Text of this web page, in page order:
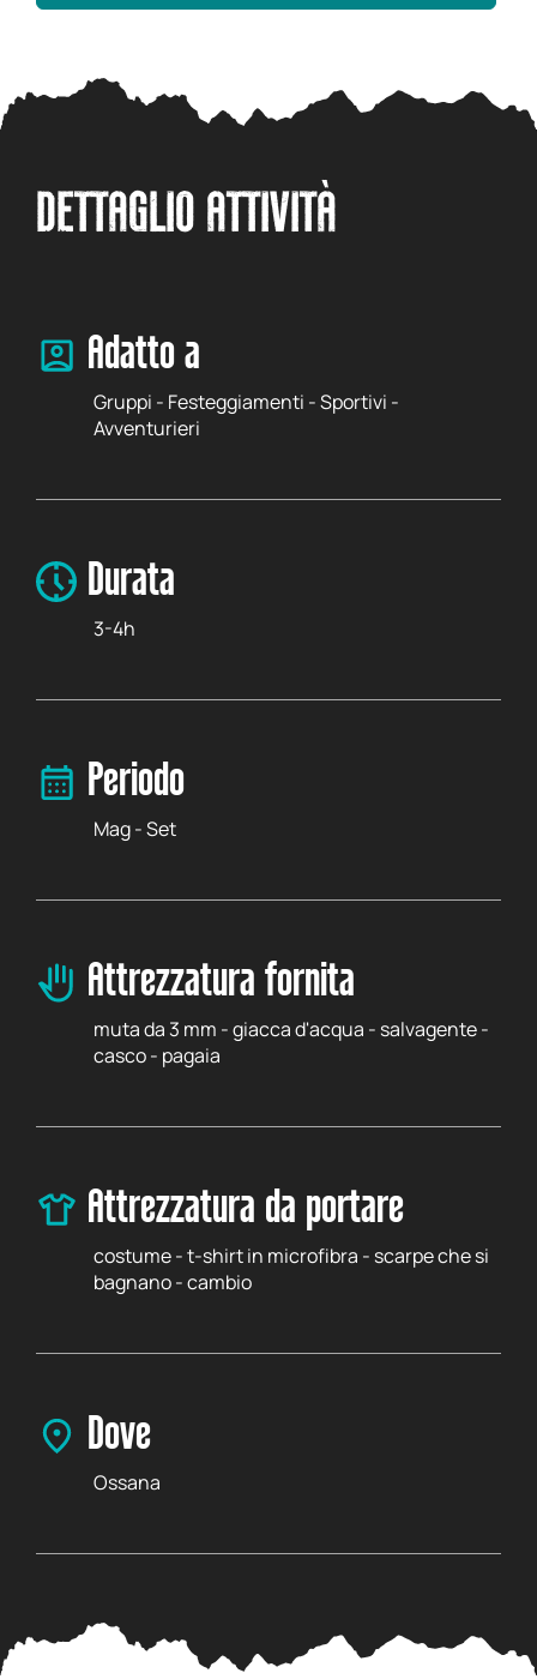
DETTAGLIO ATTIVITÀ
Adatto a
Gruppi - Festeggiamenti - Sportivi -
Avventurieri
Durata
3-4h
Periodo
Mag - Set
Attrezzatura fornita
muta da 3 mm - giacca d'acqua - salvagente -
casco - pagaia
Attrezzatura da portare
costume - t-shirt in microfibra - scarpe che si
bagnano - cambio
Dove
Ossana